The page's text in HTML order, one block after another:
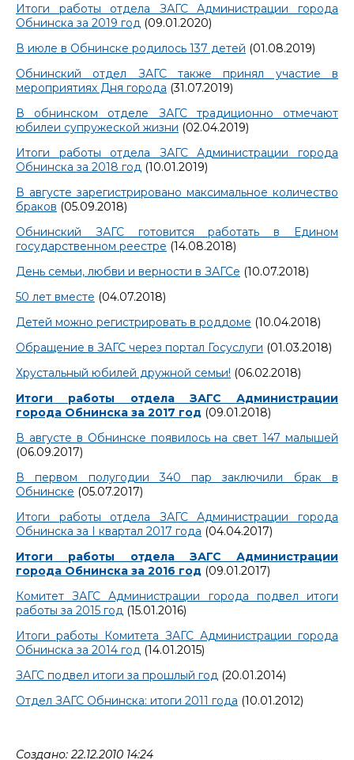
Итоги работы отдела ЗАГС Администрации города
Обнинска за 2019 год (09.01.2020)
В июле в Обнинске родилось 137 детей (01.08.2019)
Обнинский отдел ЗАГС также принял участие в
мероприятиях Дня города (31.07.2019)
В обнинском отделе ЗАГС традиционно отмечают
юбилеи супружеской жизни (02.04.2019)
Итоги работы отдела ЗАГС Администрации города
Обнинска за 2018 год (10.01.2019)
В августе зарегистрировано максимальное количество
браков (05.09.2018)
Обнинский ЗАГС готовится работать в Едином
государственном реестре (14.08.2018)
День семьи, любви и верности в ЗАГСе (10.07.2018)
50 лет вместе (04.07.2018)
Детей можно регистрировать в роддоме (10.04.2018)
Обращение в ЗАГС через портал Госуслуги (01.03.2018)
Хрустальный юбилей дружной семьи! (06.02.2018)
Итоги работы отдела ЗАГС Администрации
города Обнинска за 2017 год (09.01.2018)
В августе в Обнинске появилось на свет 147 малышей
(06.09.2017)
В первом полугодии 340 пар заключили брак в
Обнинске (05.07.2017)
Итоги работы отдела ЗАГС Администрации города
Обнинска за I квартал 2017 года (04.04.2017)
Итоги работы отдела ЗАГС Администрации
города Обнинска за 2016 год (09.01.2017)
Комитет ЗАГС Администрации города подвел итоги
работы за 2015 год (15.01.2016)
Итоги работы Комитета ЗАГС Администрации города
Обнинска за 2014 год (14.01.2015)
ЗАГС подвел итоги за прошлый год (20.01.2014)
Отдел ЗАГС Обнинска: итоги 2011 года (10.01.2012)
Создано: 22.12.2010 14:24